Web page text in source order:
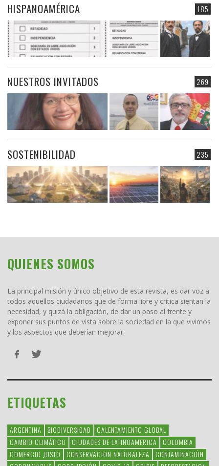
185
HISPANOAMÉRICA
269
NUESTROS INVITADOS
235
SOSTENIBILIDAD
QUIENES SOMOS
La principal misión y único objetivo de esta revista, es dar voz a
todos aquellos ciudadanos que de forma libre y crítica sientan la
necesidad, y quizá la obligación, de dar un paso al frente y
exponer sus puntos de vista sobre la sociedad en la que vivimos
y los aspectos que deberían mejorar.
ETIQUETAS
ARGENTINA BIODIVERSIDAD
CALENTAMIENTO GLOBAL
CAMBIO CLIMÁTICO
CIUDADES DE LATINOAMERICA
COLOMBIA
COMERCIO JUSTO
CONSERVACION NATURALEZA
CONTAMINACIÓN